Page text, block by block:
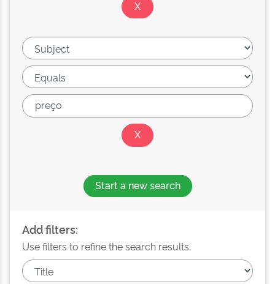
Start a new search
Add filters:
Use filters to refine the search results.